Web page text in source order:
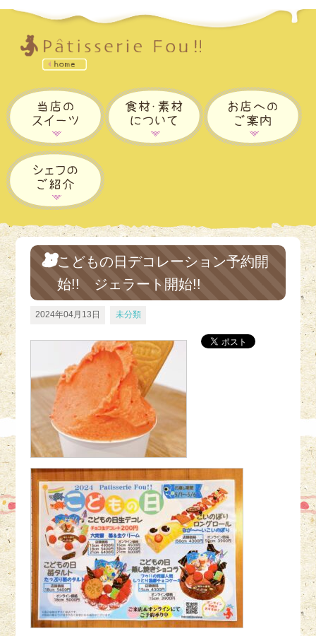
こどもの日デコレーション予約開
始!! ジェラート開始!!
2024年04月13日 未分類